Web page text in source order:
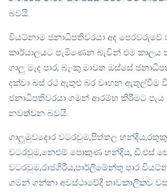
බවයි.
වියට්නාම ජනාධිපතිවරයා අද
කාර්යාලයට පැමිණෙන බැවින් එම කාලය
ගාලු මැද පාර, බැංකු මාවත ඔස්සේ
දක්වා බස් රථ ඇතුළු බර වාහන ඇතුල්වීම
ජනාධිපතිවරයා ගමන් ආරම්භ කිරීමට පැය
නවත්වන බවයි.
ගාලුමුවදොර වටරවුම,පිත්තල
වටරවුම,නෙළුම් පොකුණ හන්දිය, ඩි.එස්
වටරවුම,රාජගිරිය,පාර්ලිමේන්තු පාර
ගමන් ගන්නා අවස්ථාවේදී තාවකාලිකව